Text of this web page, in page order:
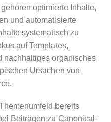
optimierte Inhalte,
und automatisierte
systematisch zu
auf Templates,
nachhaltiges organisches
Ursachen von
bereits
Beiträgen zu Canonical-